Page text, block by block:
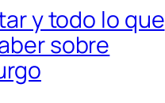
y todo lo que
sobre